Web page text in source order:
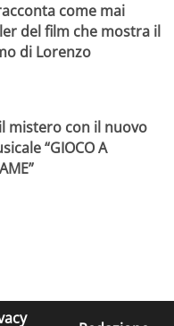
come mai
del film che mostra il
di Lorenzo
mistero con il nuovo
“GIOCO A